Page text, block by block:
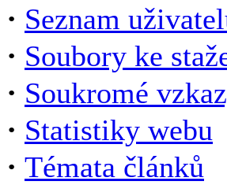
· Seznam
· Soubory ke
· Soukromé
· Statistiky webu
· Témata článků